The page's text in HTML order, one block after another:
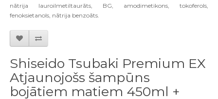
nātrija lauroilmetiltaurāts, BG, amodimetikons, tokoferols,
fenoksietanols, nātrija benzoāts.
Shiseido Tsubaki Premium EX
Atjaunojošs šampūns
bojātiem matiem 450ml +